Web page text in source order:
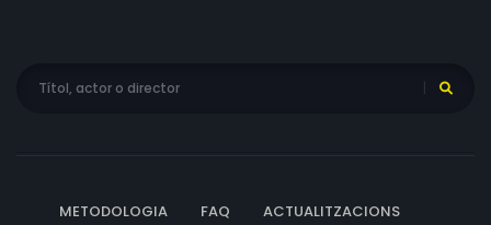
METODOLOGIA FAQ
ACTUALITZACIONS